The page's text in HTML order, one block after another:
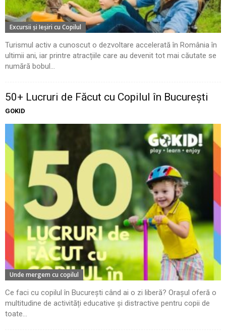
Excursii şi Ieşiri cu Copilul
Turismul activ a cunoscut o dezvoltare accelerată în România în
ultimii ani, iar printre atracțiile care au devenit tot mai căutate se
numără bobul...
50+ Lucruri de Făcut cu Copilul în București
GOKID
Unde mergem cu copilul
Ce faci cu copilul în București când ai o zi liberă? Orașul oferă o
multitudine de activități educative și distractive pentru copii de
toate...